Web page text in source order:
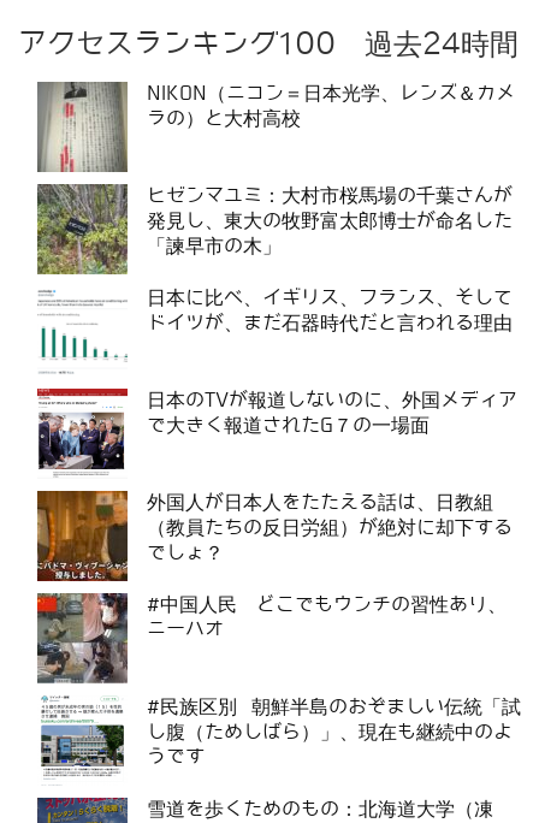
アクセスランキング100 過去24時間
NIKON（ニコン＝日本光学、レンズ＆カメ
ラの）と大村高校
ヒゼンマユミ：大村市桜馬場の千葉さんが
発見し、東大の牧野富太郎博士が命名した
「諫早市の木」
日本に比べ、イギリス、フランス、そして
ドイツが、まだ石器時代だと言われる理由
日本のTVが報道しないのに、外国メディア
で大きく報道されたG７の一場面
外国人が日本人をたたえる話は、日教組
（教員たちの反日労組）が絶対に却下する
でしょ？
#中国人民 どこでもウンチの習性あり、
ニーハオ
#民族区別 朝鮮半島のおぞましい伝統「試
し腹（ためしばら）」、現在も継続中のよ
うです
雪道を歩くためのもの：北海道大学（凍